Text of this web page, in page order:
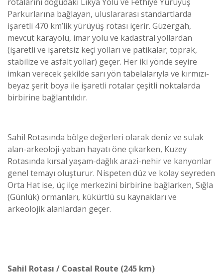
rotalarını doğudaki Likya Yolu ve Fethiye Yürüyüş
Parkurlarına bağlayan, uluslararası standartlarda
işaretli 470 km’lik yürüyüş rotası içerir. Güzergah,
mevcut karayolu, imar yolu ve kadastral yollardan
(işaretli ve işaretsiz keçi yolları ve patikalar; toprak,
stabilize ve asfalt yollar) geçer. Her iki yönde seyire
imkan verecek şekilde sarı yön tabelalarıyla ve kırmızı-
beyaz şerit boya ile işaretli rotalar çeşitli noktalarda
birbirine bağlantılıdır.
Sahil Rotasında bölge değerleri olarak deniz ve sulak
alan-arkeoloji-yaban hayatı öne çıkarken, Kuzey
Rotasında kırsal yaşam-dağlık arazi-nehir ve kanyonlar
genel temayı oluşturur. Nispeten düz ve kolay seyreden
Orta Hat ise, üç ilçe merkezini birbirine bağlarken, Sığla
(Günlük) ormanları, kükürtlü su kaynakları ve
arkeolojik alanlardan geçer.
Sahil Rotası / Coastal Route (245 km)